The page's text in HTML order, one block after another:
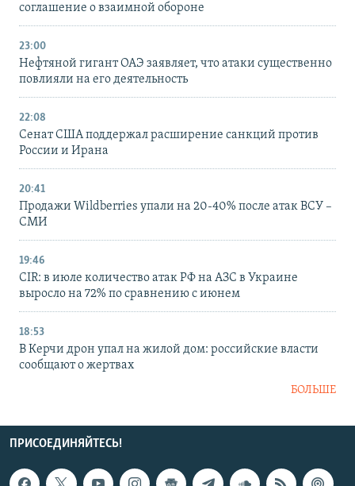
соглашение о взаимной обороне
23:00
Нефтяной гигант ОАЭ заявляет, что атаки существенно
повлияли на его деятельность
22:08
Сенат США поддержал расширение санкций против
России и Ирана
20:41
Продажи Wildberries упали на 20-40% после атак ВСУ –
СМИ
19:46
CIR: в июле количество атак РФ на АЗС в Украине
выросло на 72% по сравнению с июнем
18:53
В Керчи дрон упал на жилой дом: российские власти
сообщают о жертвах
БОЛЬШЕ
ПРИСОЕДИНЯЙТЕСЬ!